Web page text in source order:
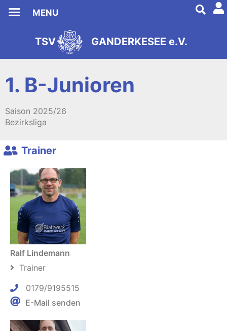
MENU
TSV
seit1892
GANDERKESEE e.V.
1. B-Junioren
Saison 2025/26
Bezirksliga
Trainer
Ralf Lindemann
Trainer
0179/9195515
E-Mail senden